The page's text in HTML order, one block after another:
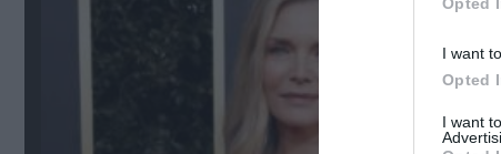
I want
Opted
I want